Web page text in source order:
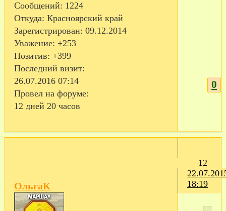
Сообщений: 1224
Откуда: Красноярский край
Зарегистрирован: 09.12.2014
Уважение: +253
Позитив: +399
Последний визит:
26.07.2016 07:14
Провел на форуме:
12 дней 20 часов
0
12
18:19
ОльгаК